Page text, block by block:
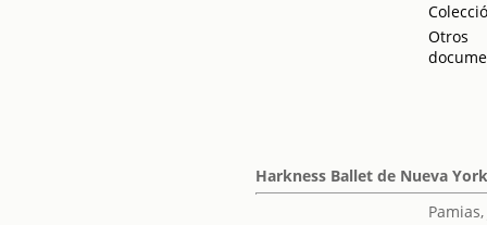
Otros
Harkness Ballet de Nueva